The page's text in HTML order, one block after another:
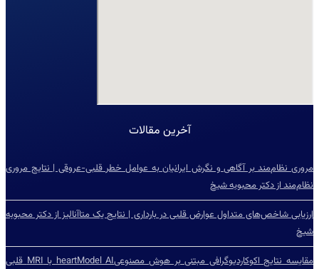
آخرین مقالات
مروری نظام‌مند بر آگاهی و نگرش ایرانیان به عوامل خطر قلبی-عروقی | نتایج مروری
نظام‌مند از دکتر محبوبه شیخ
ارزیابی شاخص‌‌های متداول عوارض قلبی در بارداری | نتایج یک متاآنالیز از دکتر محبوبه
شیخ
مقایسه نتایج اکوکاردیوگرافی مبتنی بر هوش مصنوعیheartModel AI با MRI قلبی